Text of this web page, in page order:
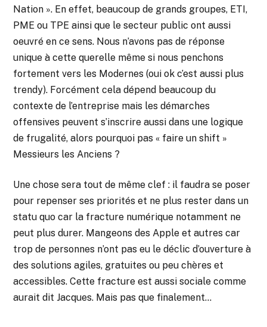
Nation ». En effet, beaucoup de grands groupes, ETI,
PME ou TPE ainsi que le secteur public ont aussi
oeuvré en ce sens. Nous n’avons pas de réponse
unique à cette querelle même si nous penchons
fortement vers les Modernes (oui ok c’est aussi plus
trendy). Forcément cela dépend beaucoup du
contexte de l’entreprise mais les démarches
offensives peuvent s’inscrire aussi dans une logique
de frugalité, alors pourquoi pas « faire un shift »
Messieurs les Anciens ?
Une chose sera tout de même clef : il faudra se poser
pour repenser ses priorités et ne plus rester dans un
statu quo car la fracture numérique notamment ne
peut plus durer. Mangeons des Apple et autres car
trop de personnes n’ont pas eu le déclic d’ouverture à
des solutions agiles, gratuites ou peu chères et
accessibles. Cette fracture est aussi sociale comme
aurait dit Jacques. Mais pas que finalement…